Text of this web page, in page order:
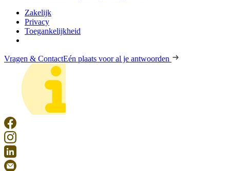
Zakelijk
Privacy
Toegankelijkheid
Vragen & ContactEén plaats voor al je antwoorden